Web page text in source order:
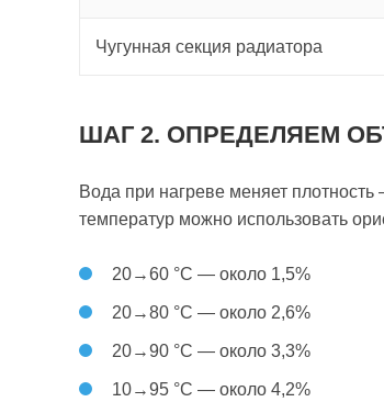
Чугунная секция радиатора
ШАГ 2. ОПРЕДЕЛЯЕМ
Вода при нагреве меняет
температур можно использовать
20→60 °C — около 1,5%
20→80 °C — около 2,6%
20→90 °C — около 3,3%
10→95 °C — около 4,2%